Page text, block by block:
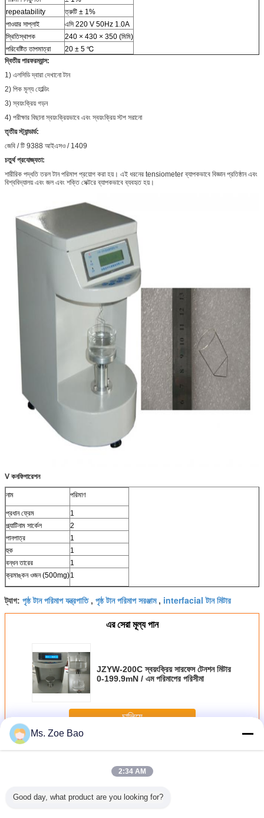
repeatability
ত্রুটি ± 1%
পাওয়ার সাপ্লাই
এসি 220 V 50Hz 1.0A
স্থিতিস্থাপক
240 × 430 × 350 (মিমি)
পরিবেষ্টিত তাপমাত্রা
20 ± 5 ℃
দ্বিতীয় পারফরম্যান্স:
1) এলসিডি দ্বারা দেখানো টান
2) পিক মূল্য হোল্ডিং
3) স্বয়ংক্রিয় গড়ন
4) পরীক্ষার বিছানা স্বয়ংক্রিয়ভাবে এবং স্বয়ংক্রিয় স্টপ সরানো
তৃতীয় স্ট্যান্ডার্ড:
জেবি / টি 9388 আইএসও / 1409
চতুর্থ প্রযোজ্যতা:
শারীরিক পদ্ধতি তরল টান পরিমাপ প্রয়োগ করা হয়। এই ধরনের tensiometer ব্যাপকভাবে বিজ্ঞান প্রতিষ্ঠান এবং
বিশ্ববিদ্যালয় এবং জল এবং শক্তি সেক্টরে ব্যাপকভাবে ব্যবহৃত হয়।
Ⅴ কনফিগারেশন
নাম পরিমাণ
প্রধান ফ্রেম
1
প্ল্যাটিনাম সার্কেল
2
পানপাত্র
1
হুক
1
বন্ধন তারের
1
ক্রমাঙ্কন ওজন (500mg)1
ট্যাগ: পৃষ্ঠ টান পরিমাপ যন্ত্রপাতি, পৃষ্ঠ টান পরিমাপ সরঞ্জাম, interfacial টান মিটার
এর সেরা মূল্য পান
JZYW-200C স্বয়ংক্রিয় সারফেস টেনশন মিটার
0-199.9mN / এম পরিমাপের পরিসীমা
চালিয়ে
অধিকসারফেস টেনশন মিটার
Ms. Zoe Bao
2:34 AM
Good day, what product are you looking for?